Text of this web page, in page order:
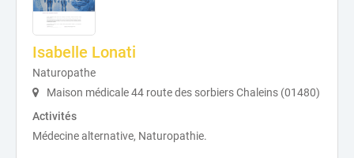
Isabelle Lonati
Naturopathe
Maison médicale 44 route des sorbiers Chaleins (01480)
Activités
Médecine alternative, Naturopathie.